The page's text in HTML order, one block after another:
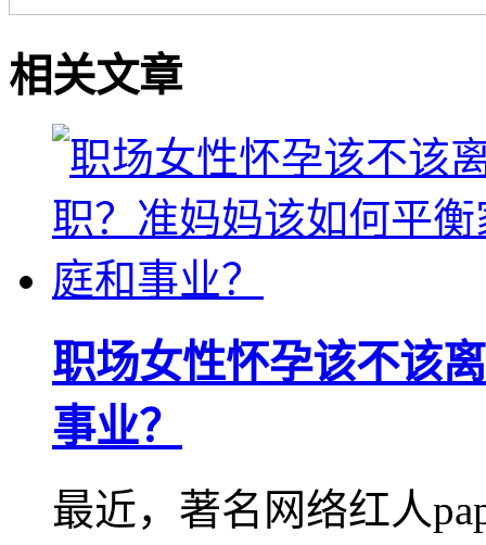
相关文章
职场女性怀孕该不该
事业？
最近，著名网络红人